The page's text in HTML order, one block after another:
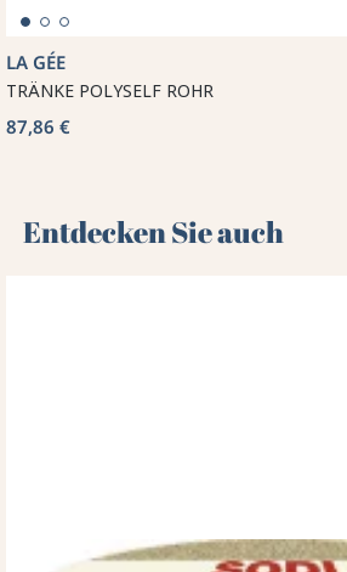
LA GÉE
TRÄNKE POLYSELF ROHR
87,86 €
Entdecken Sie auch 🌻